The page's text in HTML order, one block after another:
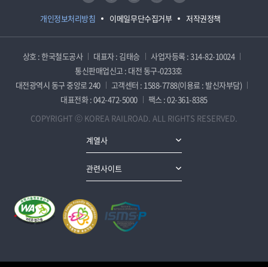
개인정보처리방침 이메일무단수집거부 저작권정책
상호 : 한국철도공사 대표자 : 김태승
사업자등록 : 314-82-10024
통신판매업신고 : 대전 동구-0233호
대전광역시 동구 중앙로 240
고객센터 : 1588-7788(이용료 : 발신자부담)
대표전화 : 042-472-5000
팩스 : 02-361-8385
COPYRIGHT ⓒ KOREA RAILROAD. ALL RIGHTS RESERVED.
계열사
관련사이트